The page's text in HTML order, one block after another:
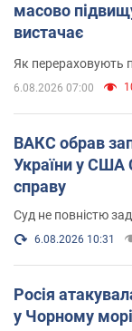
масово
вистачає
Як перераховують
6.08.2026 07:00
ВАКС обрав запобіжний захід експосолці
України у США Стефанішиній: що відомо про
справу
Суд не повністю
6.08.2026 10:31
Росія
у Чорному